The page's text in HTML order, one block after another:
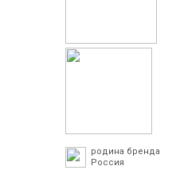
родина бренда
Россия